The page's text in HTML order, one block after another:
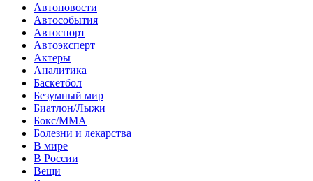
Автоновости
Автособытия
Автоспорт
Автоэксперт
Актеры
Аналитика
Баскетбол
Безумный мир
Биатлон/Лыжи
Бокс/MMA
Болезни и лекарства
В мире
В России
Вещи